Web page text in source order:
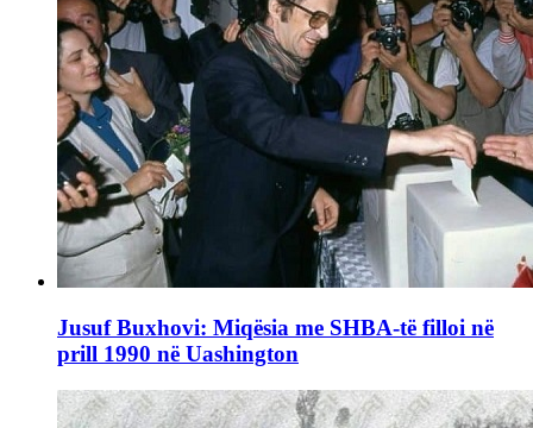
Jusuf Buxhovi: Miqësia me SHBA-të filloi në
prill 1990 në Uashington